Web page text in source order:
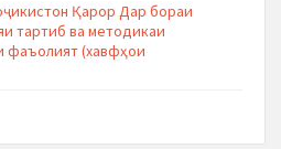
Қарор Дар бораи
тартиб ва методикаи
фаъолият (хавфҳои